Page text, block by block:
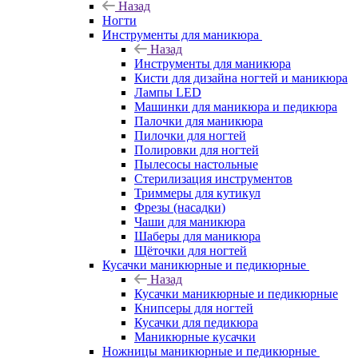
Назад
Ногти
Инструменты для маникюра
Назад
Инструменты для маникюра
Кисти для дизайна ногтей и маникюра
Лампы LED
Машинки для маникюра и педикюра
Палочки для маникюра
Пилочки для ногтей
Полировки для ногтей
Пылесосы настольные
Стерилизация инструментов
Триммеры для кутикул
Фрезы (насадки)
Чаши для маникюра
Шаберы для маникюра
Щёточки для ногтей
Кусачки маникюрные и педикюрные
Назад
Кусачки маникюрные и педикюрные
Книпсеры для ногтей
Кусачки для педикюра
Маникюрные кусачки
Ножницы маникюрные и педикюрные